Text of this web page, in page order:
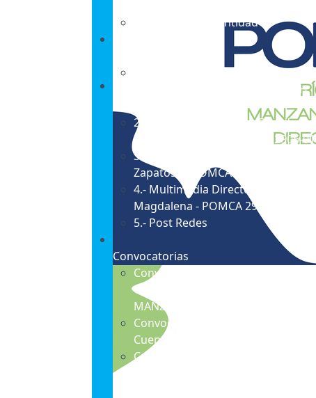
3.- Manual de Identidad
1.- Multimedia Rio Piedras ,
Manzanares y ODC - POMCA SZH
2.- Multimedia Cienaga Grande De
Santa Marta - POMCA NSS 2906-01
3.- Multimedia Bajo Cesar -
Zapatosa - POMCA BC-CZ 2805-02
4.- Multimedia Directos Bajo
Magdalena - POMCA 2907
5.- Post Redes
Convocatorias
Convocatorias Elección Consejo De
Cuenca POMCA RÍO PIEDRAS -
MANZANARES
Convocatoria Elección Consejo De
Cuenca POMCA CGSM
Convocatoria Elección Consejo De